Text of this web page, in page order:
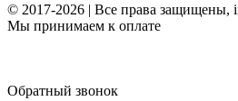
© 2017-2026 | Все права защищены,
Мы принимаем к оплате
Обратный звонок